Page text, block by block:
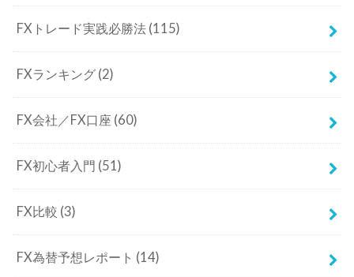
FXトレード実践必勝法 (115)
FXランキング (2)
FX会社／FX口座 (60)
FX初心者入門 (51)
FX比較 (3)
FX為替予想レポート (14)